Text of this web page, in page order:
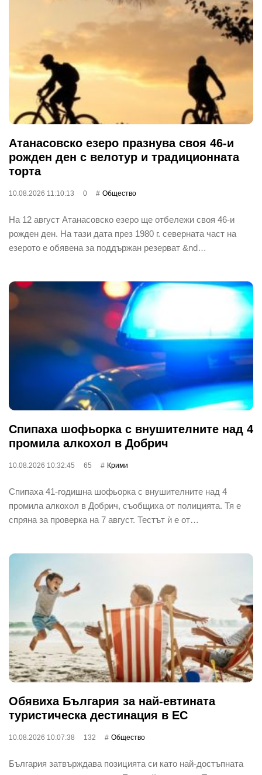
Атанасовско езеро празнува своя 46-и
рожден ден с велотур и традиционната
торта
10.08.2026 11:10:13 0 Общество
На 12 август Атанасовско езеро ще отбележи своя 46-и
рожден ден. На тази дата през 1980 г. северната част на
езерото е обявена за поддържан резерват &nd…
Спипаха шофьорка с внушителните над 4
промила алкохол в Добрич
10.08.2026 10:32:45 65 Крими
Спипаха 41-годишна шофьорка с внушителните над 4
промила алкохол в Добрич, съобщиха от полицията. Тя е
спряна за проверка на 7 август. Тестът ѝ е от…
Обявиха България за най-евтината
туристическа дестинация в ЕС
10.08.2026 10:07:38 132 Общество
България затвърждава позицията си като най-достъпната